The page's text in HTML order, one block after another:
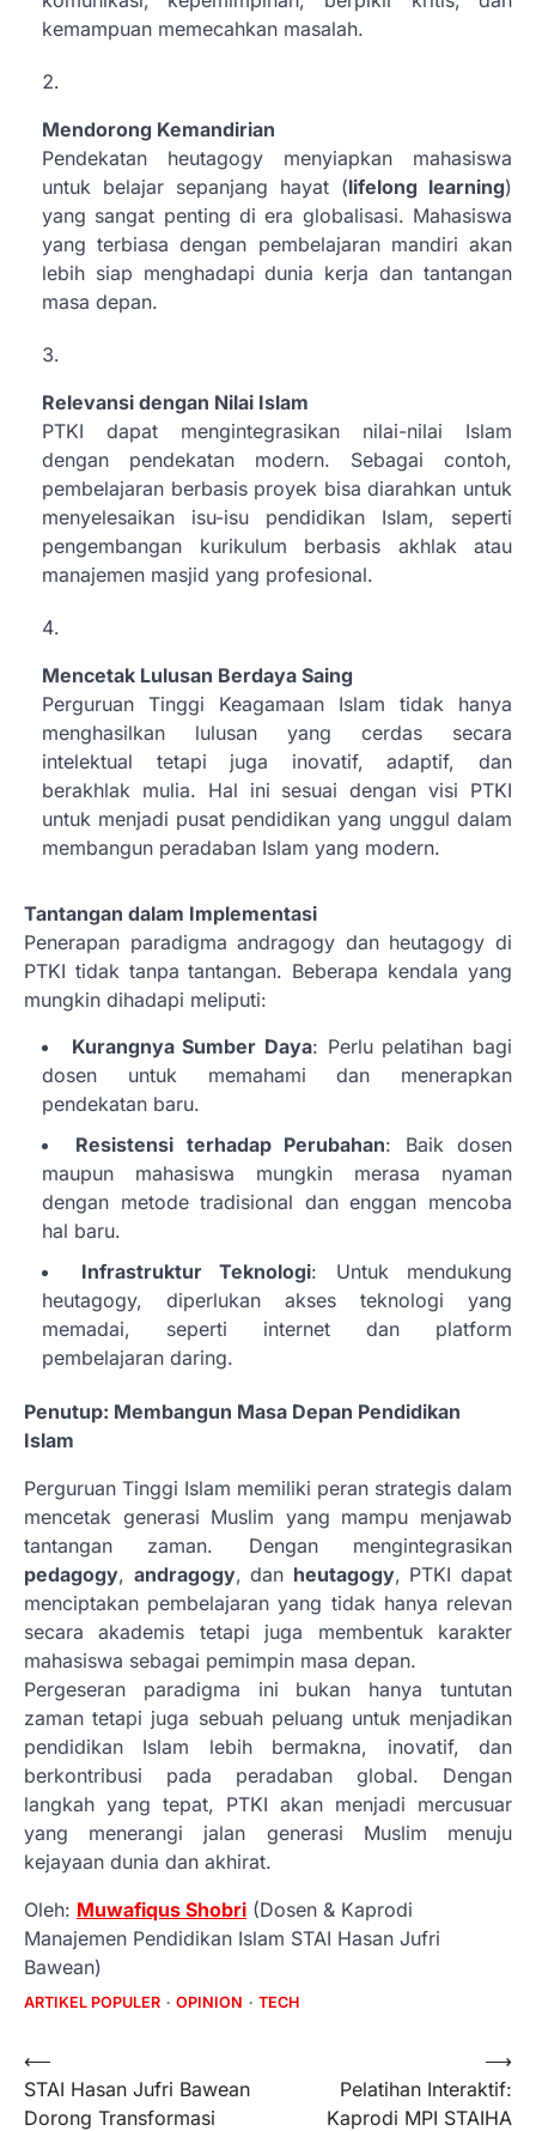
kemampuan memecahkan masalah.
Mendorong Kemandirian
Pendekatan heutagogy menyiapkan mahasiswa
untuk belajar sepanjang hayat (lifelong learning)
yang sangat penting di era globalisasi. Mahasiswa
yang terbiasa dengan pembelajaran mandiri akan
lebih siap menghadapi dunia kerja dan tantangan
masa depan.
Relevansi dengan Nilai Islam
PTKI dapat mengintegrasikan nilai-nilai Islam
dengan pendekatan modern. Sebagai contoh,
pembelajaran berbasis proyek bisa diarahkan untuk
menyelesaikan isu-isu pendidikan Islam, seperti
pengembangan kurikulum berbasis akhlak atau
manajemen masjid yang profesional.
Mencetak Lulusan Berdaya Saing
Perguruan Tinggi Keagamaan Islam tidak hanya
menghasilkan lulusan yang cerdas secara
intelektual tetapi juga inovatif, adaptif, dan
berakhlak mulia. Hal ini sesuai dengan visi PTKI
untuk menjadi pusat pendidikan yang unggul dalam
membangun peradaban Islam yang modern.
Tantangan dalam Implementasi
Penerapan paradigma andragogy dan heutagogy di
PTKI tidak tanpa tantangan. Beberapa kendala yang
mungkin dihadapi meliputi:
Kurangnya Sumber Daya: Perlu pelatihan bagi
dosen untuk memahami dan menerapkan
pendekatan baru.
Resistensi terhadap Perubahan: Baik dosen
maupun mahasiswa mungkin merasa nyaman
dengan metode tradisional dan enggan mencoba
hal baru.
Infrastruktur Teknologi: Untuk mendukung
heutagogy, diperlukan akses teknologi yang
memadai, seperti internet dan platform
pembelajaran daring.
Penutup: Membangun Masa Depan Pendidikan
Islam
Perguruan Tinggi Islam memiliki peran strategis dalam
mencetak generasi Muslim yang mampu menjawab
tantangan zaman. Dengan mengintegrasikan
pedagogy, andragogy, dan heutagogy, PTKI dapat
menciptakan pembelajaran yang tidak hanya relevan
secara akademis tetapi juga membentuk karakter
mahasiswa sebagai pemimpin masa depan.
Pergeseran paradigma ini bukan hanya tuntutan
zaman tetapi juga sebuah peluang untuk menjadikan
pendidikan Islam lebih bermakna, inovatif, dan
berkontribusi pada peradaban global. Dengan
langkah yang tepat, PTKI akan menjadi mercusuar
yang menerangi jalan generasi Muslim menuju
kejayaan dunia dan akhirat.
Oleh: Muwafiqus Shobri (Dosen & Kaprodi
Manajemen Pendidikan Islam STAI Hasan Jufri
Bawean)
ARTIKEL POPULER OPINION TECH
Post
navigation
⟵
STAI Hasan Jufri Bawean
Dorong Transformasi
Pelatihan Interaktif:
Kaprodi MPI STAIHA
⟶